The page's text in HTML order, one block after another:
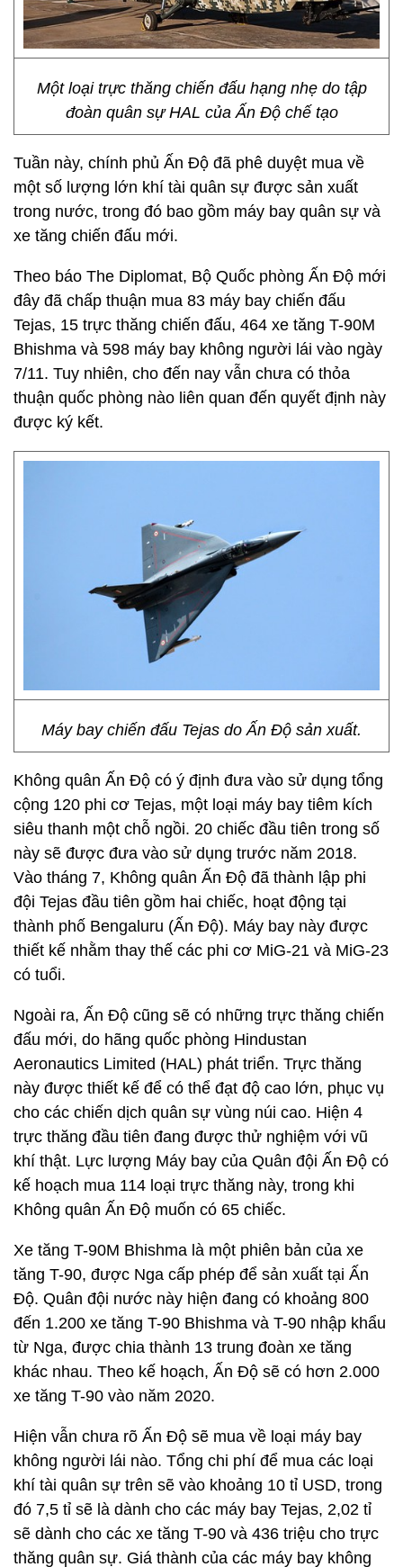
Một loại trực thăng chiến đấu hạng nhẹ do tập
đoàn quân sự HAL của Ấn Độ chế tạo
Tuần này, chính phủ Ấn Độ đã phê duyệt mua về
một số lượng lớn khí tài quân sự được sản xuất
trong nước, trong đó bao gồm máy bay quân sự và
xe tăng chiến đấu mới.
Theo báo The Diplomat, Bộ Quốc phòng Ấn Độ mới
đây đã chấp thuận mua 83 máy bay chiến đấu
Tejas, 15 trực thăng chiến đấu, 464 xe tăng T-90M
Bhishma và 598 máy bay không người lái vào ngày
7/11. Tuy nhiên, cho đến nay vẫn chưa có thỏa
thuận quốc phòng nào liên quan đến quyết định này
được ký kết.
Máy bay chiến đấu Tejas do Ấn Độ sản xuất.
Không quân Ấn Độ có ý định đưa vào sử dụng tổng
cộng 120 phi cơ Tejas, một loại máy bay tiêm kích
siêu thanh một chỗ ngồi. 20 chiếc đầu tiên trong số
này sẽ được đưa vào sử dụng trước năm 2018.
Vào tháng 7, Không quân Ấn Độ đã thành lập phi
đội Tejas đầu tiên gồm hai chiếc, hoạt động tại
thành phố Bengaluru (Ấn Độ). Máy bay này được
thiết kế nhằm thay thế các phi cơ MiG-21 và MiG-23
có tuổi.
Ngoài ra, Ấn Độ cũng sẽ có những trực thăng chiến
đấu mới, do hãng quốc phòng Hindustan
Aeronautics Limited (HAL) phát triển. Trực thăng
này được thiết kế để có thể đạt độ cao lớn, phục vụ
cho các chiến dịch quân sự vùng núi cao. Hiện 4
trực thăng đầu tiên đang được thử nghiệm với vũ
khí thật. Lực lượng Máy bay của Quân đội Ấn Độ có
kế hoạch mua 114 loại trực thăng này, trong khi
Không quân Ấn Độ muốn có 65 chiếc.
Xe tăng T-90M Bhishma là một phiên bản của xe
tăng T-90, được Nga cấp phép để sản xuất tại Ấn
Độ. Quân đội nước này hiện đang có khoảng 800
đến 1.200 xe tăng T-90 Bhishma và T-90 nhập khẩu
từ Nga, được chia thành 13 trung đoàn xe tăng
khác nhau. Theo kế hoạch, Ấn Độ sẽ có hơn 2.000
xe tăng T-90 vào năm 2020.
Hiện vẫn chưa rõ Ấn Độ sẽ mua về loại máy bay
không người lái nào. Tổng chi phí để mua các loại
khí tài quân sự trên sẽ vào khoảng 10 tỉ USD, trong
đó 7,5 tỉ sẽ là dành cho các máy bay Tejas, 2,02 tỉ
sẽ dành cho các xe tăng T-90 và 436 triệu cho trực
thăng quân sự. Giá thành của các máy bay không